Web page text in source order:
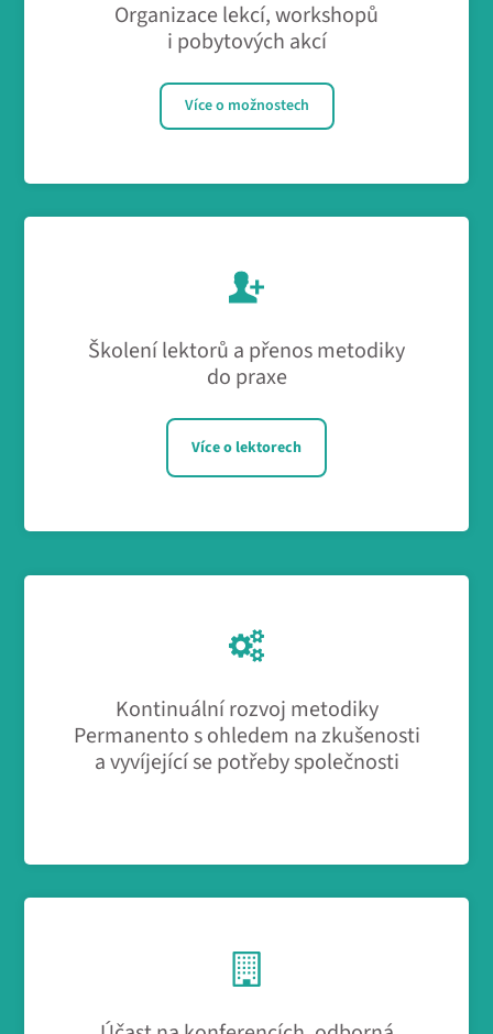
Organizace lekcí, workshopů
i pobytových akcí
Více o možnostech
Školení lektorů a přenos metodiky
do praxe
Více o lektorech
Kontinuální rozvoj metodiky
Permanento s ohledem na zkušenosti
a vyvíjející se potřeby společnosti